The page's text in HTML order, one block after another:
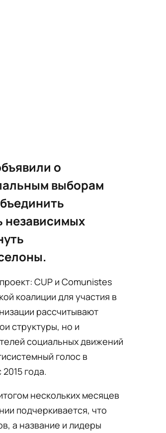
о
выборам
независимых
CUP и Comunistes
коалиции для участия в
рассчитывают
структуры, но и
социальных движений
голос в
года.
нескольких месяцев
подчеркивается, что
а название и лидеры